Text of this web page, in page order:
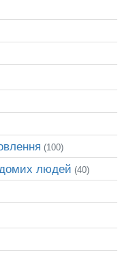
(100)
людей (40)